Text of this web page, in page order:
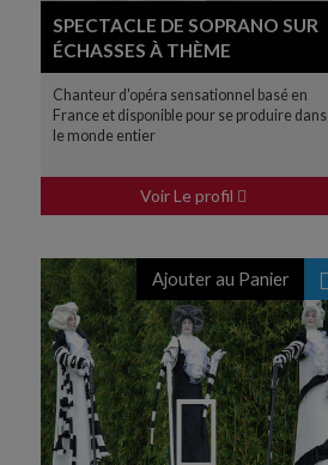
SPECTACLE DE SOPRANO SUR
ÉCHASSES À THÈME
Chanteur d'opéra sensationnel basé en
France et disponible pour se produire dans
le monde entier
Voir Le profil
Ajouter au Panier